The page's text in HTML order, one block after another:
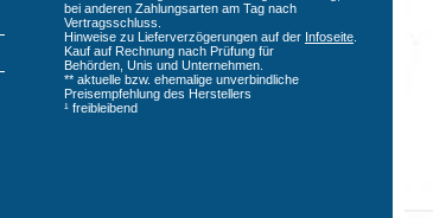
bei anderen Zahlungsarten am Tag nach
Vertragsschluss.
Hinweise zu Lieferverzögerungen auf der Infoseite
Kauf auf Rechnung nach Prüfung für
Behörden, Unis und Unternehmen.
** aktuelle bzw. ehemalige unverbindliche
Preisempfehlung des Herstellers
¹ freibleibend